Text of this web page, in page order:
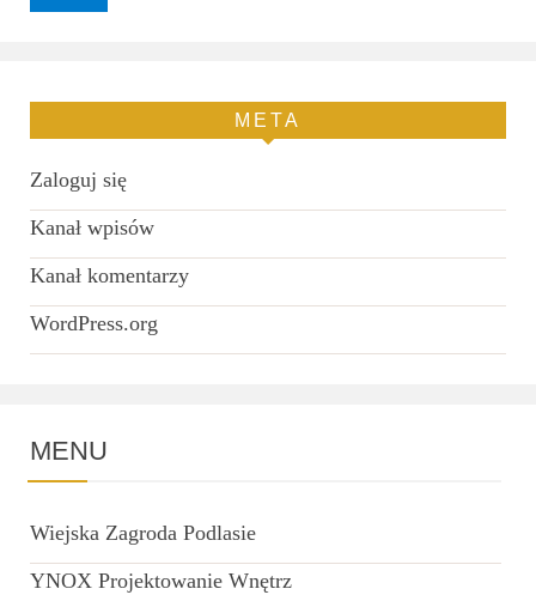
META
Zaloguj się
Kanał wpisów
Kanał komentarzy
WordPress.org
MENU
Wiejska Zagroda Podlasie
YNOX Projektowanie Wnętrz